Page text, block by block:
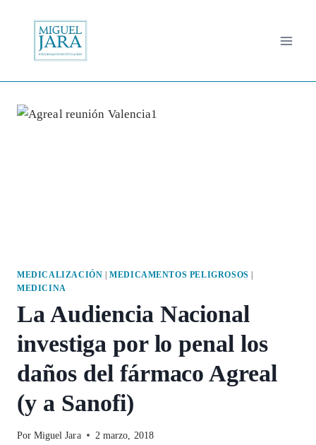
contenido
MEDICALIZACIÓN |MEDICAMENTOS PELIGROSOS
MEDICINA
La Audiencia Nacional
investiga por lo penal los
daños del fármaco Agreal
(y a Sanofi)
Por Miguel Jara 2 marzo, 2018